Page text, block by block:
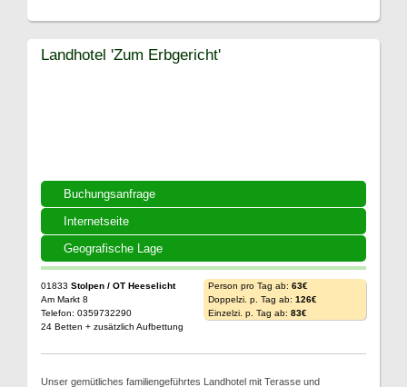
Buchungsanfrage
Internetseite
Geografische Lage
Landhotel 'Zum Erbgericht'
01833 Stolpen / OT Heeselicht
Am Markt 8
Telefon: 0359732290
24 Betten + zusätzlich Aufbettung
Person pro Tag ab: 63€
Doppelzi. p. Tag ab: 126€
Einzelzi. p. Tag ab: 83€
Unser gemütliches familiengeführtes Landhotel mit Terasse und